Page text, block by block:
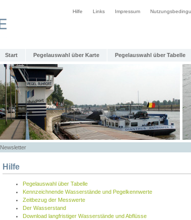
Hilfe Links Impressum
Start Pegelauswahl über Karte Pegelauswahl über Tabelle
Newsletter
Hilfe
Pegelauswahl über Tabelle
Kennzeichnende Wasserstände und Pegelkennwerte
Zeitbezug der Messwerte
Der Wasserstand
Download langfristiger Wasserstände und Abflüsse